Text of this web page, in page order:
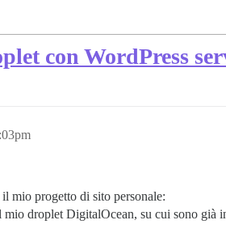
con WordPress
mio progetto di sito personale:
droplet DigitalOcean, su cui sono già